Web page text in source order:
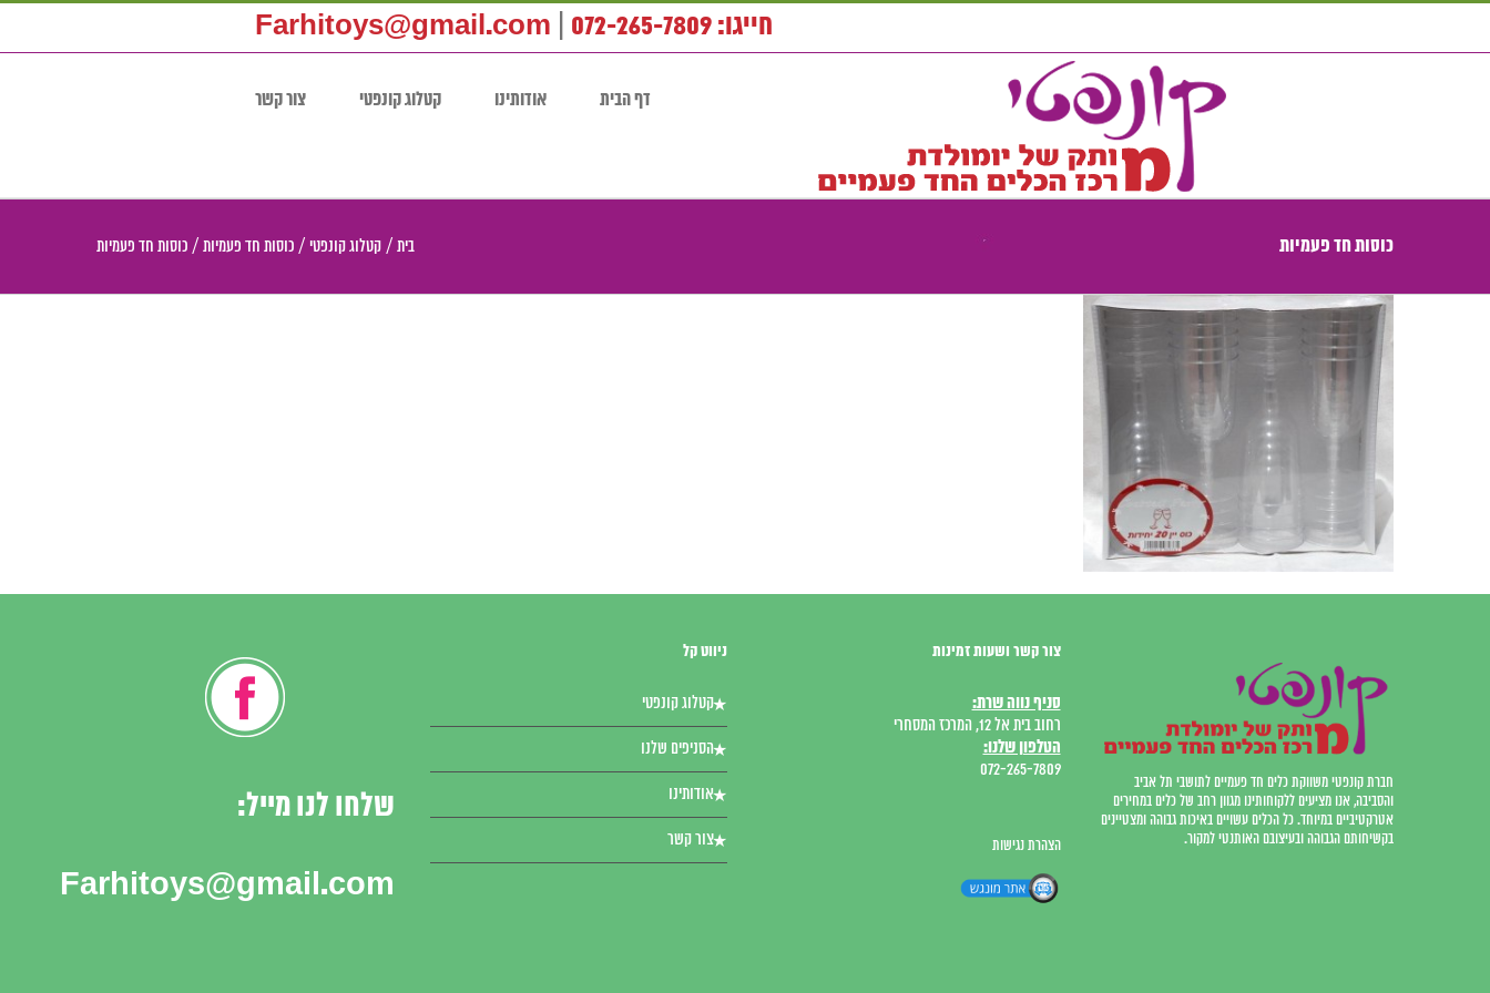
דלג
חייגו: 072-265-7809 Farhitoys@gmail.com
דף הבית אודותינו קטלוג קונפטי צור קשר
כוסות חד פעמיות בית / קטלוג קונפטי / כוסות חד פעמיות / כוסות חד פעמיות
חברת קונפטי משווקת כלים חד פעמיים לתושבי תל אביב
והסביבה, אנו מציעים ללקוחותינו מגוון רחב של כלים במחירים
אטרקטיביים במיוחד. כל הכלים עשויים באיכות גבוהה ומצטיינים
בקשיחותם הגבוהה ובעיצובם האותנטי למקור.
צור קשר ושעות זמינות
סניף נווה שרת:
רחוב בית אל 12, המרכז המסחרי
הטלפון שלנו:
072-265-7809
הצהרת נגישות
ניווט קל
קטלוג קונפטי
הסניפים שלנו
אודותינו
צור קשר
שלחו לנו מייל:
Farhitoys@gmail.com